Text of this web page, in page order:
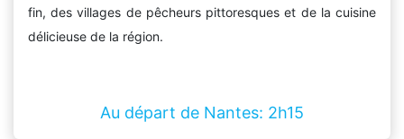
fin, des villages de pêcheurs pittoresques et de la cuisine
délicieuse de la région.
Au départ de Nantes: 2h15